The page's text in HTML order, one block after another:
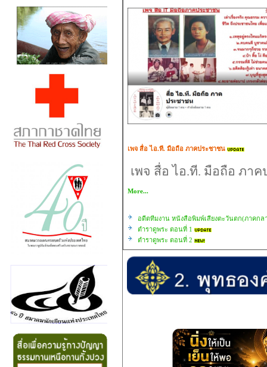
เพจ สื่อ ไอ.ที. มือถือ ภาคประชาชน
เพจ สื่อ ไอ.ที. มือถือ ภา
More...
อดีตทีมงาน หนังสือพิมพ์เสียงตะวันตก(ภาคกล
ตำราดูพระ ตอนที่ 1
ตำราดูพระ ตอนที่ 2